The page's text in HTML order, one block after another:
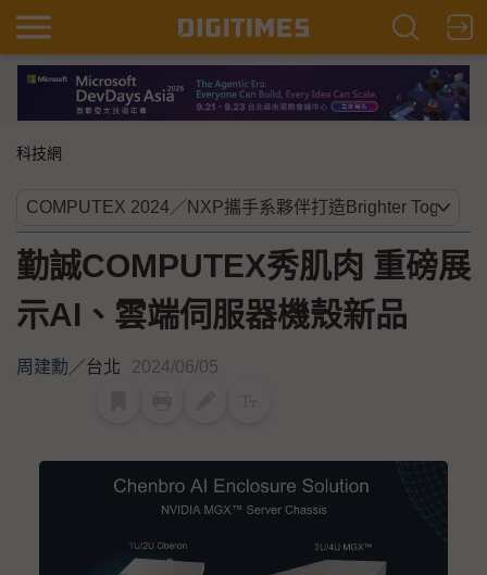
科技網
勤誠COMPUTEX秀肌肉 重磅展
示AI、雲端伺服器機殼新品
周建勳／台北 2024/06/05